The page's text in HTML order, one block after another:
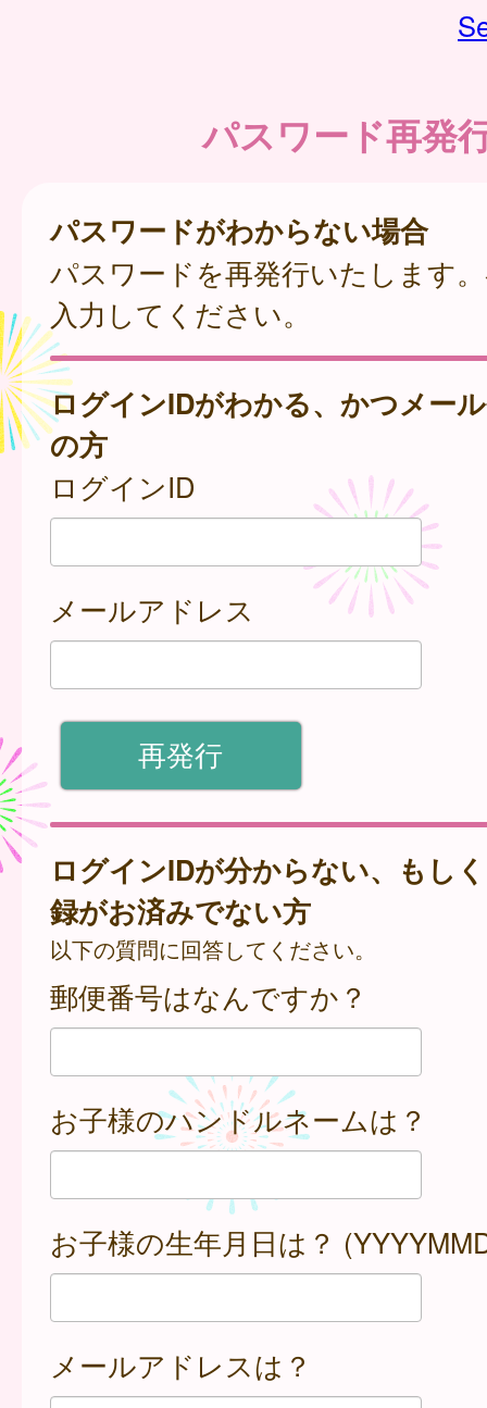
パスワード再発
パスワードがわからない場合
パスワードを再発行いたします
入力してください。
ログインIDがわかる、かつメー
の方
ログインID
メールアドレス
ログインIDが分からない、もし
録がお済みでない方
以下の質問に回答してください。
郵便番号はなんですか？
お子様のハンドルネームは？
お子様の生年月日は？
メールアドレスは？